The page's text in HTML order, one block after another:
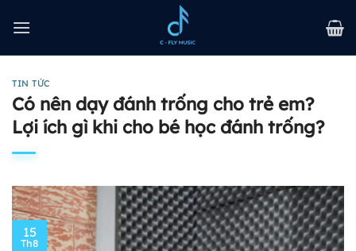
qua
TIN TỨC
Có nên dạy đánh trống cho trẻ em?
Lợi ích gì khi cho bé học đánh trống?
15
Th8